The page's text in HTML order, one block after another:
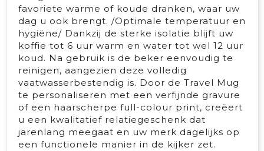
favoriete warme of koude dranken, waar uw
dag u ook brengt. /Optimale temperatuur en
hygiëne/ Dankzij de sterke isolatie blijft uw
koffie tot 6 uur warm en water tot wel 12 uur
koud. Na gebruik is de beker eenvoudig te
reinigen, aangezien deze volledig
vaatwasserbestendig is. Door de Travel Mug
te personaliseren met een verfijnde gravure
of een haarscherpe full-colour print, creëert
u een kwalitatief relatiegeschenk dat
jarenlang meegaat en uw merk dagelijks op
een functionele manier in de kijker zet.